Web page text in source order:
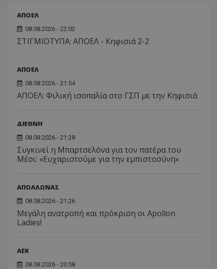
ΑΠΟΕΛ
08.08.2026 - 22:02
ΣΤΙΓΜΙΟΤΥΠΑ: ΑΠΟΕΛ - Κηφισιά 2-2
ΑΠΟΕΛ
08.08.2026 - 21:54
ΑΠΟΕΛ: Φιλική ισοπαλία στο ΓΣΠ με την Κηφισιά
ΔΙΕΘΝΗ
08.08.2026 - 21:28
Συγκινεί η Μπαρτσελόνα για τον πατέρα του
Μέσι: «Ευχαριστούμε για την εμπιστοσύνη»
ΑΠΟΛΛΩΝΑΣ
08.08.2026 - 21:26
Μεγάλη ανατροπή και πρόκριση οι Apollon
Ladies!
ΑEK
08.08.2026 - 20:58